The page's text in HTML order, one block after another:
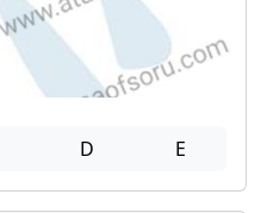
D E